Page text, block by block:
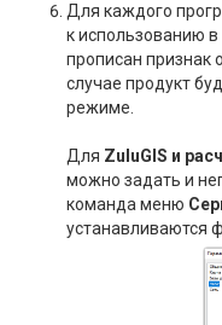
Для каждого
к использованию
прописан признак
случае продукт
режиме.
Для ZuluGIS и
можно задать и
команда меню
устанавливаются